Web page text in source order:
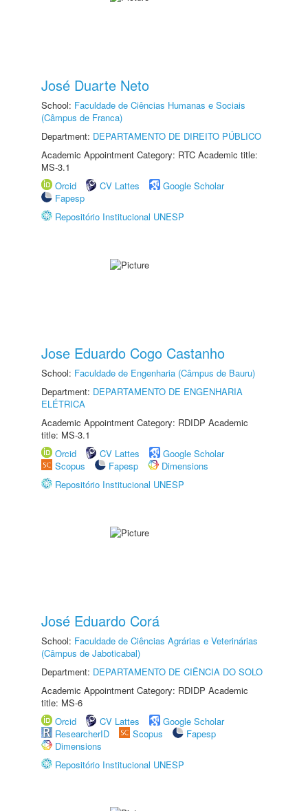
José Duarte Neto
School: Faculdade de Ciências Humanas e Sociais
(Câmpus de Franca)
Department: DEPARTAMENTO DE DIREITO PÚBLICO
Academic Appointment Category: RTC Academic title:
MS-3.1
Orcid
CV Lattes
Google Scholar
Fapesp
Repositório Institucional UNESP
Jose Eduardo Cogo Castanho
School: Faculdade de Engenharia (Câmpus de Bauru)
Department: DEPARTAMENTO DE ENGENHARIA
ELÉTRICA
Academic Appointment Category: RDIDP Academic
title: MS-3.1
Orcid
CV Lattes
Google Scholar
Scopus
Fapesp
Dimensions
Repositório Institucional UNESP
José Eduardo Corá
School: Faculdade de Ciências Agrárias e Veterinárias
(Câmpus de Jaboticabal)
Department: DEPARTAMENTO DE CIÊNCIA DO SOLO
Academic Appointment Category: RDIDP Academic
title: MS-6
Orcid
CV Lattes
Google Scholar
ResearcherID
Scopus
Fapesp
Dimensions
Repositório Institucional UNESP